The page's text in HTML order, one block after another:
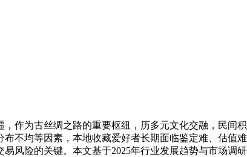
为古丝绸之路的重要枢纽，历多元文化交融，民间
不均等因素，本地收藏爱好者长期面临鉴定难、估值
风险的关键。本文基于2025年行业发展趋势与市场调